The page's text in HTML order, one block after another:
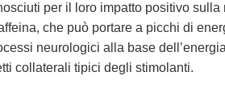
per il loro impatto positivo
che può portare a picchi di
neurologici alla base
collaterali tipici degli stimolanti.